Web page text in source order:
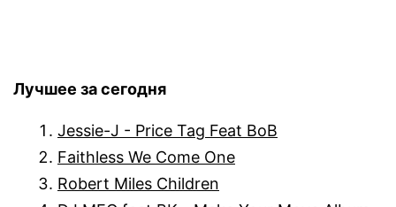
Лучшее за сегодня
Jessie-J - Price Tag Feat BoB
Faithless We Come One
Robert Miles Children